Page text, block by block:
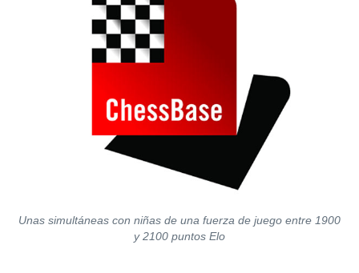
Unas simultáneas con niñas de una fuerza de juego entre 1900
y 2100 puntos Elo